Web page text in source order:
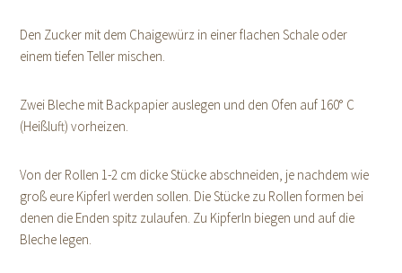
Den Zucker mit dem Chaigewürz in einer flachen Schale oder
einem tiefen Teller mischen.
Zwei Bleche mit Backpapier auslegen und den Ofen auf 160° C
(Heißluft) vorheizen.
Von der Rollen 1-2 cm dicke Stücke abschneiden, je nachdem wie
groß eure Kipferl werden sollen. Die Stücke zu Rollen formen bei
denen die Enden spitz zulaufen. Zu Kipferln biegen und auf die
Bleche legen.